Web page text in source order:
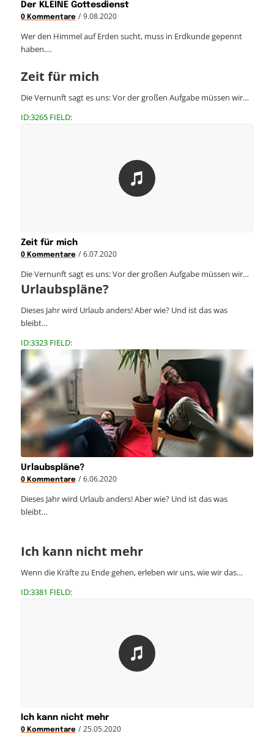
Der KLEINE Gottesdienst
0 Kommentare / 9.08.2020
Wer den Himmel auf Erden sucht, muss in Erdkunde gepennt
haben.…
Zeit für mich
Die Vernunft sagt es uns: Vor der großen Aufgabe müssen wir…
ID:3265 FIELD:
Zeit für mich
0 Kommentare / 6.07.2020
Die Vernunft sagt es uns: Vor der großen Aufgabe müssen wir…
Urlaubspläne?
Dieses Jahr wird Urlaub anders! Aber wie? Und ist das was
bleibt…
ID:3323 FIELD:
Urlaubspläne?
0 Kommentare / 6.06.2020
Dieses Jahr wird Urlaub anders! Aber wie? Und ist das was
bleibt…
Ich kann nicht mehr
Wenn die Kräfte zu Ende gehen, erleben wir uns, wie wir das…
ID:3381 FIELD:
Ich kann nicht mehr
0 Kommentare / 25.05.2020